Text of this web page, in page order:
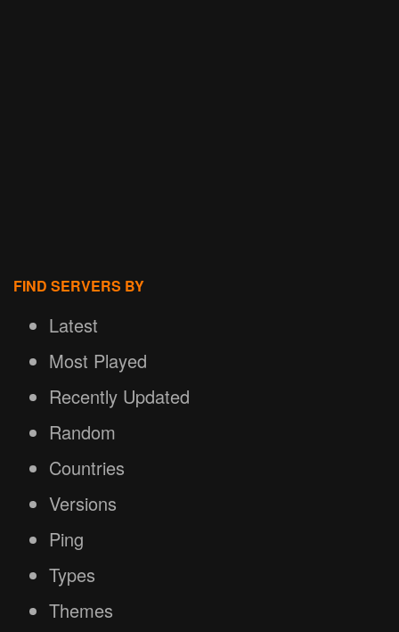
FIND SERVERS BY
Latest
Most Played
Recently Updated
Random
Countries
Versions
Ping
Types
Themes